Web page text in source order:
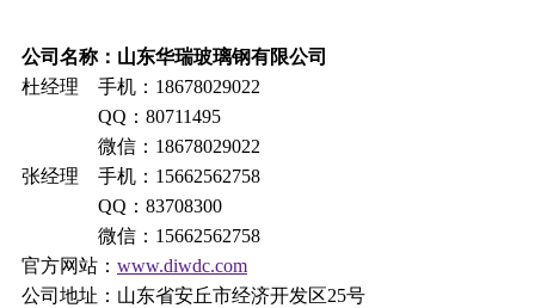
公司名称：山东华瑞玻璃钢有限公司
杜经理 手机：18678029022
QQ：80711495
微信：18678029022
张经理 手机：15662562758
QQ：83708300
微信：15662562758
官方网站： www.diwdc.com
公司地址：山东省安丘市经济开发区25号